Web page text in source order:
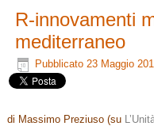
R-innovamenti
mediterraneo
Pubblicato 23 Maggio
di Massimo Preziuso (su